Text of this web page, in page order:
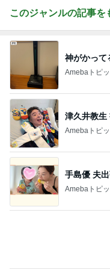
Amebaトピ
津久井教生
Amebaトピ
手島優 夫
Amebaトピ
だいた 運
Amebaトピ